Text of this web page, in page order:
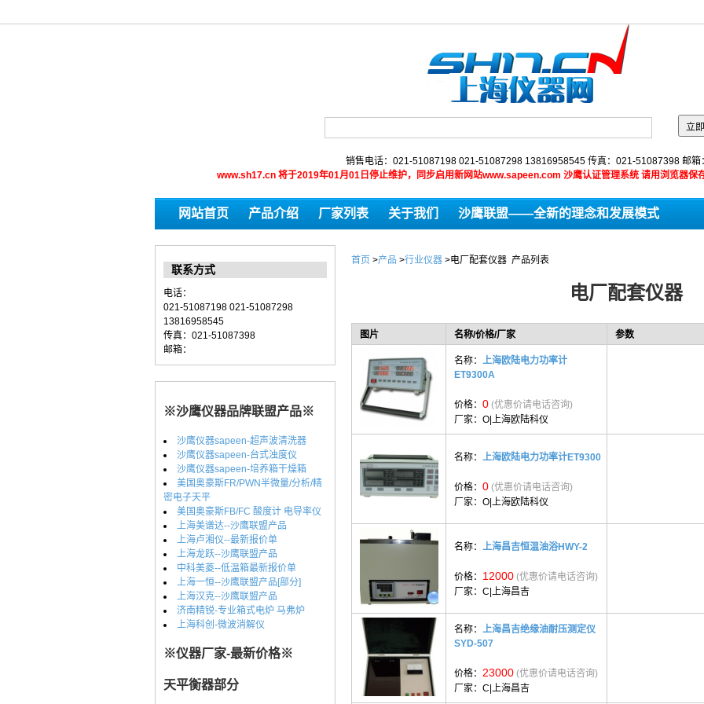
销售电话：021-51087198 021-51087298 13816958545 传真：021-51087398 邮箱
www.sh17.cn 将于2019年01月01日停止维护，同步启用新网站www.sapeen.com 沙鹰认证管理系统 请用浏览器保
网站首页 产品介绍 厂家列表 关于我们 沙鹰联盟——全新的理念和发展模式
联系方式
电话：
021-51087198 021-51087298
13816958545
传真：021-51087398
邮箱：
※沙鹰仪器品牌联盟产品※
沙鹰仪器sapeen-超声波清洗器
沙鹰仪器sapeen-台式浊度仪
沙鹰仪器sapeen-培养箱干燥箱
美国奥豪斯FR/PWN半微量/分析/精
密电子天平
美国奥豪斯FB/FC 酸度计 电导率仪
上海美谱达--沙鹰联盟产品
上海卢湘仪--最新报价单
上海龙跃--沙鹰联盟产品
中科美菱--低温箱最新报价单
上海一恒--沙鹰联盟产品[部分]
上海汉克--沙鹰联盟产品
济南精锐-专业箱式电炉 马弗炉
上海科创-微波消解仪
※仪器厂家-最新价格※
天平衡器部分
首页 >产品 >行业仪器 >电厂配套仪器 产品列表
电厂配套仪器
图片 名称/价格/厂家 参数
名称： 上海欧陆电力功率计
ET9300A
价格： 0 (优惠价请电话咨询)
厂家： O|上海欧陆科仪
名称： 上海欧陆电力功率计ET9300
价格： 0 (优惠价请电话咨询)
厂家： O|上海欧陆科仪
名称： 上海昌吉恒温油浴HWY-2
价格： 12000 (优惠价请电话咨询)
厂家： C|上海昌吉
名称： 上海昌吉绝缘油耐压测定仪
SYD-507
价格： 23000 (优惠价请电话咨询)
厂家： C|上海昌吉